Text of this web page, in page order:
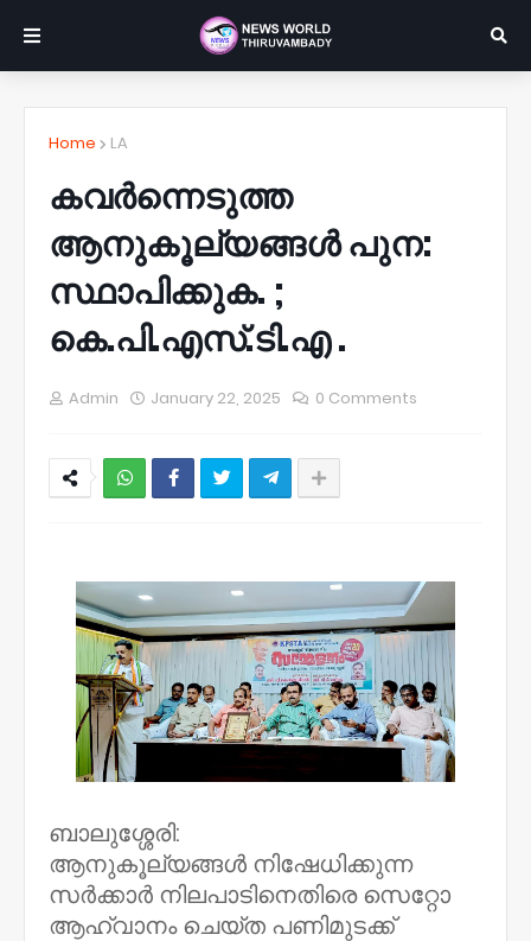
Home LA
കവർന്നെടുത്ത
ആനുകൂല്യങ്ങൾ പുന:
സ്ഥാപിക്കുക. ;
കെ.പി.എസ്.ടി.എ .
Admin January 22, 2025 0 Comments
ബാലുശ്ശേരി:
ആനുകൂല്യങ്ങൾ നിഷേധിക്കുന്ന
സർക്കാർ നിലപാടിനെതിരെ സെറ്റോ
ആഹ്വാനം ചെയ്ത പണിമുടക്ക്